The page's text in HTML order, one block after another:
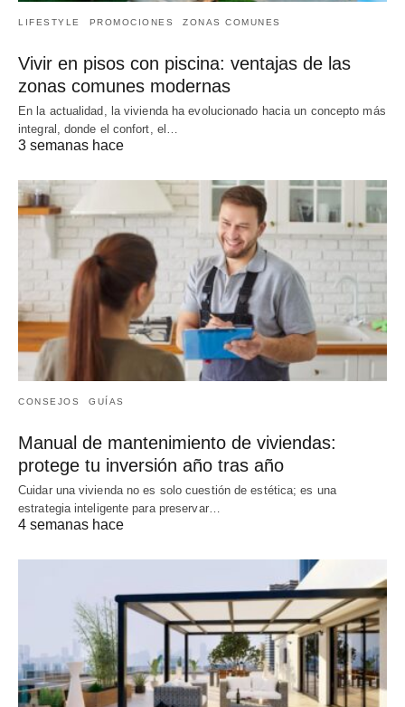
LIFESTYLE PROMOCIONES ZONAS COMUNES
Vivir en pisos con piscina: ventajas de las
zonas comunes modernas
En la actualidad, la vivienda ha evolucionado hacia un concepto más
integral, donde el confort, el…
3 semanas hace
CONSEJOS GUÍAS
Manual de mantenimiento de viviendas:
protege tu inversión año tras año
Cuidar una vivienda no es solo cuestión de estética; es una
estrategia inteligente para preservar…
4 semanas hace